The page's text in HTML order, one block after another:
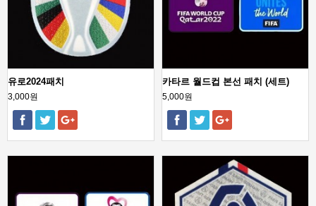
유로2024패치
3,000원
카타르 월드컵 본선 패치 (세트)
5,000원